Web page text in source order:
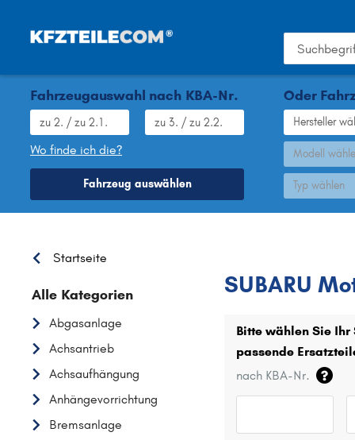
Fahrzeugauswahl nach KBA-Nr.
Wo finde ich die?
Fahrzeug auswählen
Oder
Hersteller
Modell
Typ wählen
Startseite
Alle Kategorien
Abgasanlage
Achsantrieb
Achsaufhängung
Anhängevorrichtung
Bremsanlage
SUBARU
Bitte wählen Sie
passende
nach KBA-Nr.